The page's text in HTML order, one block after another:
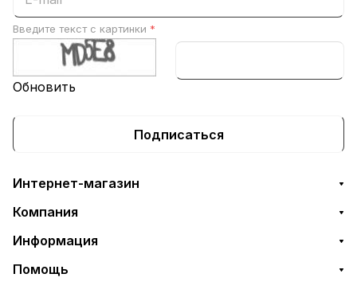
Введите текст с картинки *
Обновить
Подписаться
Интернет-магазин
Компания
Информация
Помощь